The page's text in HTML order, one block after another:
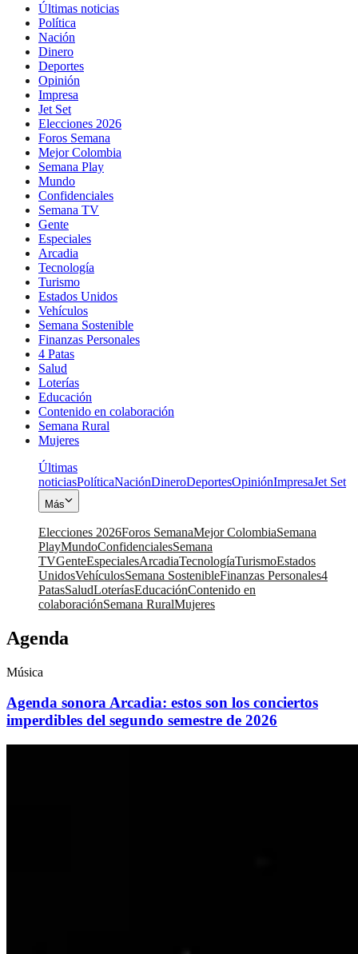
Últimas noticias
Política
Nación
Dinero
Deportes
Opinión
Impresa
Jet Set
Elecciones 2026
Foros Semana
Mejor Colombia
Semana Play
Mundo
Confidenciales
Semana TV
Gente
Especiales
Arcadia
Tecnología
Turismo
Estados Unidos
Vehículos
Semana Sostenible
Finanzas Personales
4 Patas
Salud
Loterías
Educación
Contenido en colaboración
Semana Rural
Mujeres
Últimas
noticiasPolíticaNaciónDineroDeportesOpiniónImpresaJet Set
Más
Elecciones 2026Foros SemanaMejor ColombiaSemana
PlayMundoConfidencialesSemana
TVGenteEspecialesArcadiaTecnologíaTurismoEstados
UnidosVehículosSemana SostenibleFinanzas Personales4
PatasSaludLoteríasEducaciónContenido en
colaboraciónSemana RuralMujeres
Agenda
Música
Agenda sonora Arcadia: estos son los conciertos
imperdibles del segundo semestre de 2026